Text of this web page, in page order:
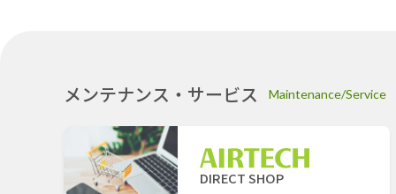
メンテナンス・サービス Maintenance/Service
DIRECT SHOP